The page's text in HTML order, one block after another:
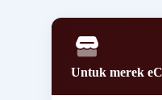
Untuk merek